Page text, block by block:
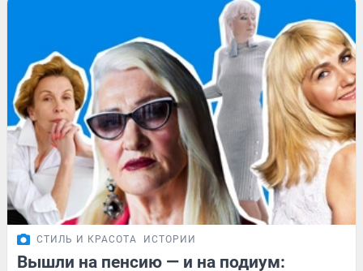
СТИЛЬ И КРАСОТА ИСТОРИИ
Вышли на пенсию — и на подиум: